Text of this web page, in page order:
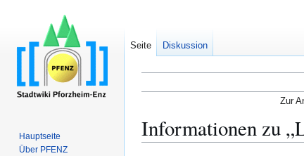
Zur
Informationen zu
Seite Diskussion
Hauptseite
Über PFENZ